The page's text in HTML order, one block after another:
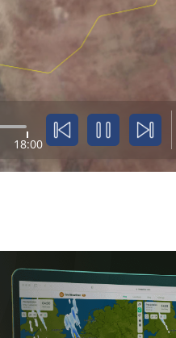
18:00